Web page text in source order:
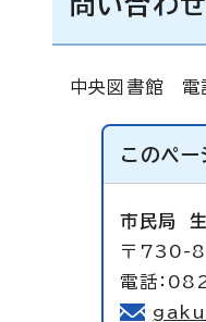
中央図書館
このペー
市民局
〒730-
電話：